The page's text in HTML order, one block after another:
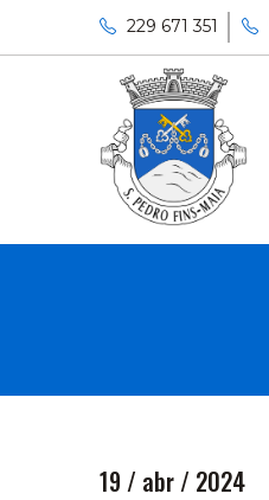
229 671 351
19 / abr / 2024